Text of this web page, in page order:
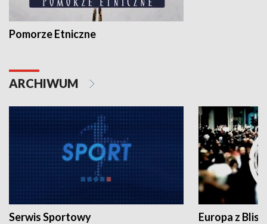
Pomorze Etniczne
ARCHIWUM
Serwis Sportowy Europa z